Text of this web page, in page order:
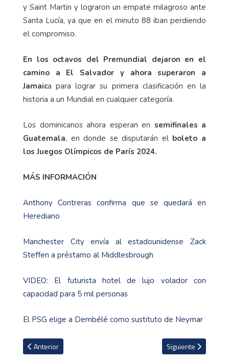
y Saint Martin y lograron un empate milagroso ante
Santa Lucía, ya que en el minuto 88 iban perdiendo
el compromiso.
En los octavos del Premundial dejaron en el
camino a El Salvador y ahora superaron a
Jamaica para lograr su primera clasificación en la
historia a un Mundial en cualquier categoría.
Los dominicanos ahora esperan en semifinales a
Guatemala, en donde se disputarán el boleto a
los Juegos Olímpicos de París 2024.
MÁS INFORMACIÓN
Anthony Contreras confirma que se quedará en
Herediano
Manchester City envía al estadounidense Zack
Steffen a préstamo al Middlesbrough
VIDEO: El futurista hotel de lujo volador con
capacidad para 5 mil personas
El PSG elige a Dembélé como sustituto de Neymar
Artículo anterior: Enorme: Guatemala elimina a México y clasifica
Anterior Artículo siguiente:
Siguiente